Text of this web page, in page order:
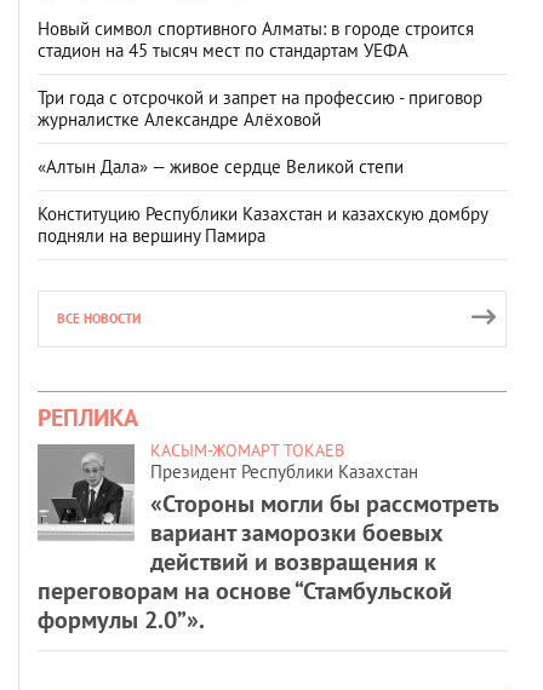
Новый символ спортивного Алматы: в городе строится
стадион на 45 тысяч мест по стандартам УЕФА
Три года с отсрочкой и запрет на профессию - приговор
журналистке Александре Алёховой
«Алтын Дала» — живое сердце Великой степи
Конституцию Республики Казахстан и казахскую домбру
подняли на вершину Памира
ВСЕ НОВОСТИ
РЕПЛИКА
КАСЫМ-ЖОМАРТ ТОКАЕВ
Президент Республики Казахстан
«Стороны могли бы рассмотреть
вариант заморозки боевых
действий и возвращения к
переговорам на основе “Стамбульской
формулы 2.0”».